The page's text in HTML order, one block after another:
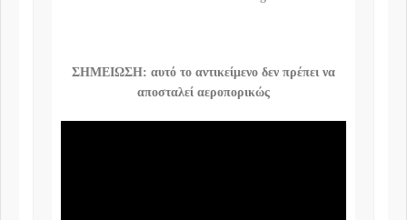
ΣΗΜΕΙΩΣΗ: αυτό το αντικείμενο δεν πρέπει να
αποσταλεί αεροπορικώς